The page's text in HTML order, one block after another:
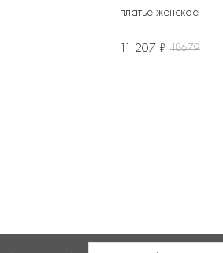
платье женское
11 207 ₽ 18679